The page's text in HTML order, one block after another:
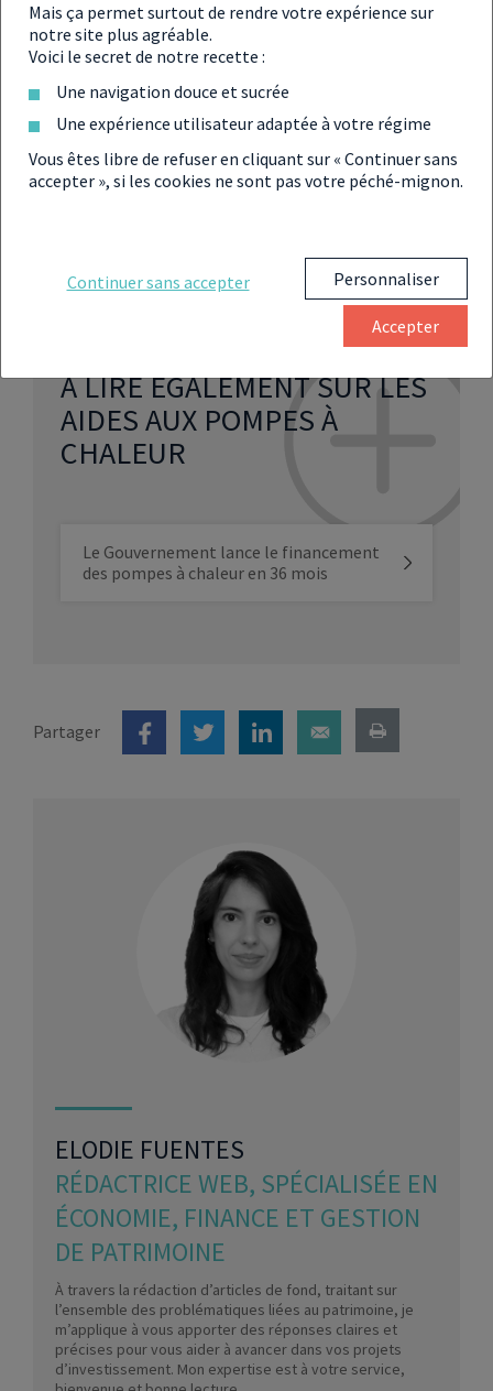
La réouverture de MaPrimeRénov’ avec
Ces aides à la rénovation énergétique de
MaPrimeRénov’ vont disparaitre à la
rentrée
À LIRE ÉGALEMENT SUR LES
AIDES AUX POMPES À
CHALEUR
Le Gouvernement lance le financement
des pompes à chaleur en 36 mois
Partager
ELODIE FUENTES
RÉDACTRICE WEB, SPÉCIALISÉE EN
ÉCONOMIE, FINANCE ET GESTION
DE PATRIMOINE
À travers la rédaction d’articles de fond, traitant sur
l’ensemble des problématiques liées au patrimoine, je
m’applique à vous apporter des réponses claires et
précises pour vous aider à avancer dans vos projets
d’investissement. Mon expertise est à votre service,
Mais ça permet surtout de rendre votre expérience sur
notre site plus agréable.
Voici le secret de notre recette :
Une navigation douce et sucrée
Une expérience utilisateur adaptée à votre régime
Vous êtes libre de refuser en cliquant sur « Continuer sans
accepter », si les cookies ne sont pas votre péché-mignon.
Continuer sans accepter Personnaliser
Accepter